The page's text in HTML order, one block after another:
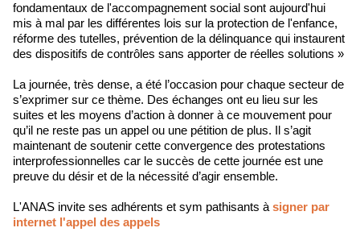
fondamentaux de l'accompagnement social sont aujourd'hui
mis à mal par les différentes lois sur la protection de l'enfance,
réforme des tutelles, prévention de la délinquance qui instaurent
des dispositifs de contrôles sans apporter de réelles solutions »
La journée, très dense, a été l’occasion pour chaque secteur de
s’exprimer sur ce thème. Des échanges ont eu lieu sur les
suites et les moyens d’action à donner à ce mouvement pour
qu’il ne reste pas un appel ou une pétition de plus. Il s’agit
maintenant de soutenir cette convergence des protestations
interprofessionnelles car le succès de cette journée est une
preuve du désir et de la nécessité d’agir ensemble.
L'ANAS invite ses adhérents et sym pathisants à signer par
internet l'appel des appels